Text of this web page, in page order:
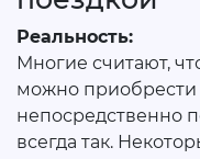
Реальность:
Многие считают,
можно
непосредственно
всегда так.